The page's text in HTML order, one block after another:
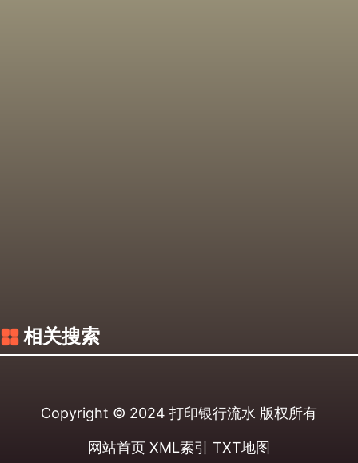
相关搜索
Copyright © 2024 打印银行流水 版权所有
网站首页 XML索引 TXT地图